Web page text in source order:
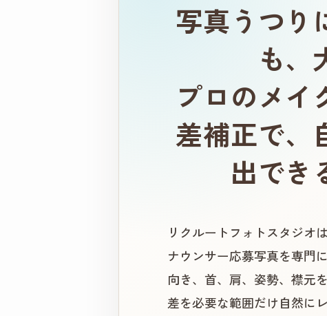
写真うつり
も、
プロのメイ
差補正で、
出でき
リクルートフォトスタジオ
ナウンサー応募写真を専門
向き、首、肩、姿勢、襟元
差を必要な範囲だけ自然に